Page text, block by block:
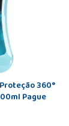
360°
Pague